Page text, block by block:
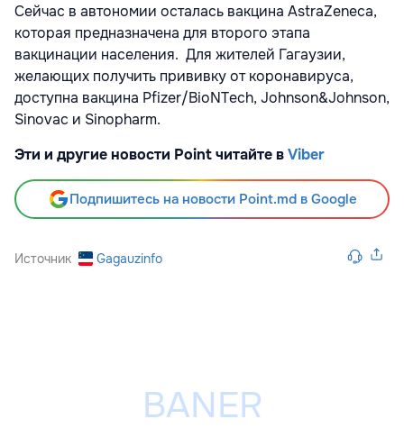
Сейчас в автономии осталась вакцина AstraZeneca,
которая предназначена для второго этапа
вакцинации населения. Для жителей Гагаузии,
желающих получить прививку от коронавируса,
доступна вакцина Pfizer/BioNTech, Johnson&Johnson,
Sinovac и Sinopharm.
Эти и другие новости Point читайте вViber
Подпишитесь на новости Point.md в Google
Источник Gagauzinfo